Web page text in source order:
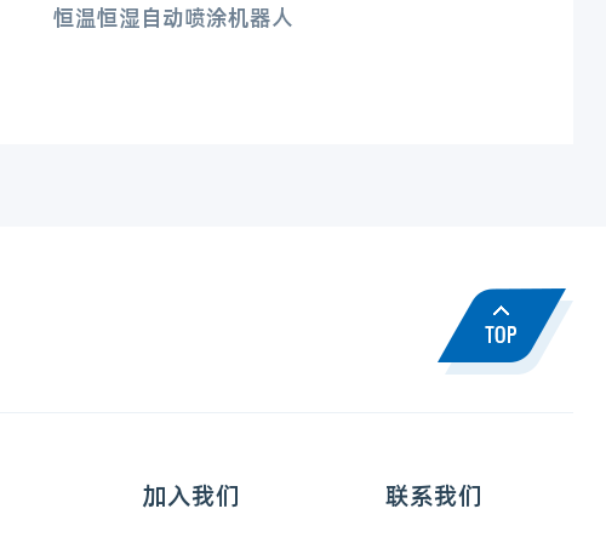
恒温恒湿自动喷涂机器人
加入我们 联系我们